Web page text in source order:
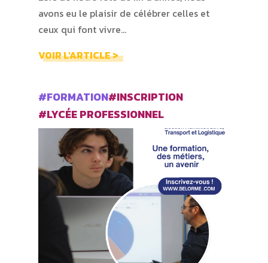
avons eu le plaisir de célébrer celles et
ceux qui font vivre…
VOIR L'ARTICLE >
#FORMATION#INSCRIPTION
#LYCÉE PROFESSIONNEL